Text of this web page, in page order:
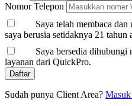
Nomor Telepon
Saya telah membaca
saya berusia setidaknya 21 tahun
Saya bersedia dihubungi
layanan dari QuickPro.
Daftar
Sudah punya Client Area?